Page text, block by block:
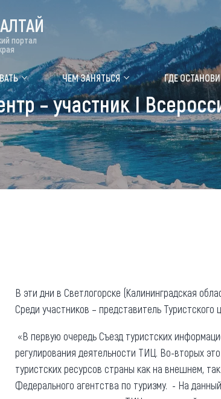
Цветение
Где побывать
Объекты природы
Объекты истории и
Объекты
Карта
Новости
Что привезти
АЛТАЙ
портал
ЧЕМ ЗАНЯТЬСЯ ГДЕ
– участник I
В эти дни в Светлогорске (Калининградская
Среди участников – представитель Туристского
«В первую очередь Съезд туристских
регулирования деятельности ТИЦ. Во-вторых
туристских ресурсов страны как на внешнем,
Федерального агентства по туризму. - На